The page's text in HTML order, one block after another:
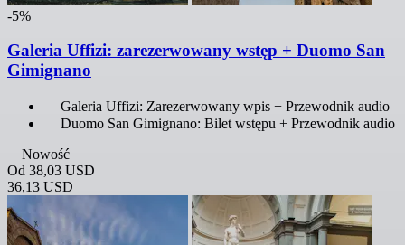
-5%
Galeria Uffizi: zarezerwowany wstęp + Duomo San
Gimignano
Galeria Uffizi: Zarezerwowany wpis + Przewodnik audio
Duomo San Gimignano: Bilet wstępu + Przewodnik audio
Nowość
Od 38,03 USD
36,13 USD